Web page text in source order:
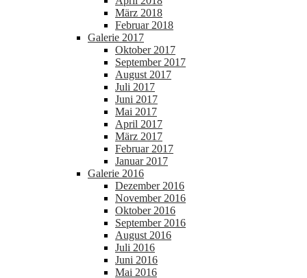
März 2018
Februar 2018
Galerie 2017
Oktober 2017
September 2017
August 2017
Juli 2017
Juni 2017
Mai 2017
April 2017
März 2017
Februar 2017
Januar 2017
Galerie 2016
Dezember 2016
November 2016
Oktober 2016
September 2016
August 2016
Juli 2016
Juni 2016
Mai 2016